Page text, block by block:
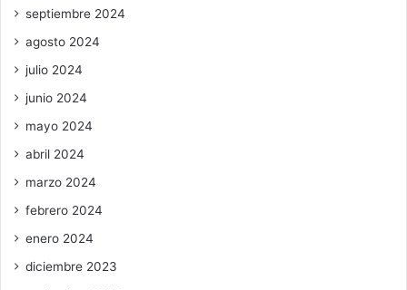
septiembre 2024
agosto 2024
julio 2024
junio 2024
mayo 2024
abril 2024
marzo 2024
febrero 2024
enero 2024
diciembre 2023